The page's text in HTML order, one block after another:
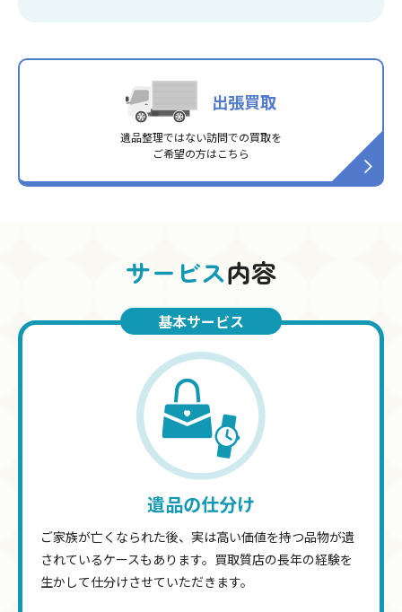
出張買取
遺品整理ではない訪問での買取を
ご希望の方はこちら
サービス内容
基本サービス
遺品の仕分け
ご家族が亡くなられた後、実は高い価値を持つ品物が遺
されているケースもあります。買取質店の長年の経験を
生かして仕分けさせていただきます。